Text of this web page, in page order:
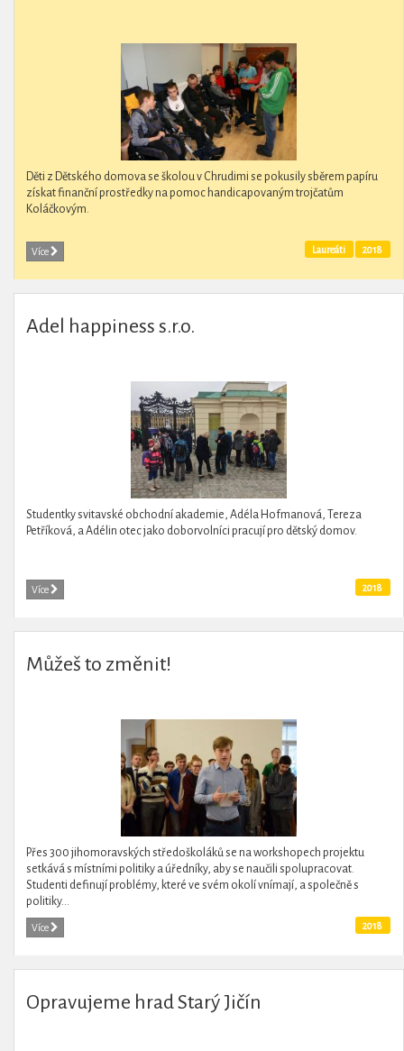
Děti z Dětského domova se školou v Chrudimi se pokusily sběrem papíru
získat finanční prostředky na pomoc handicapovaným trojčatům
Koláčkovým.
Více 2018
Laureáti
Adel happiness s.r.o.
Studentky svitavské obchodní akademie, Adéla Hofmanová, Tereza
Petříková, a Adélin otec jako doborvolníci pracují pro dětský domov.
Více 2018
Můžeš to změnit!
Přes 300 jihomoravských středoškoláků se na workshopech projektu
setkává s místními politiky a úředníky, aby se naučili spolupracovat.
Studenti definují problémy, které ve svém okolí vnímají, a společně s
politiky...
Více 2018
Opravujeme hrad Starý Jičín